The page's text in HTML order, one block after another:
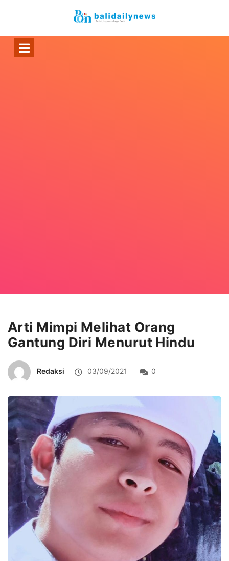
Arti Mimpi Melihat Orang
Gantung Diri Menurut Hindu
Redaksi 03/09/2021 0